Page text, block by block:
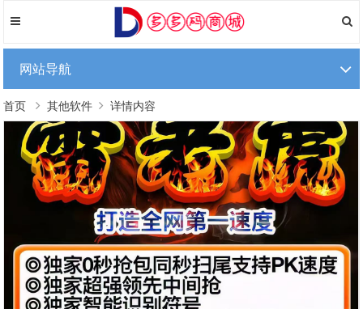
网站导航
首页 其他软件 详情内容